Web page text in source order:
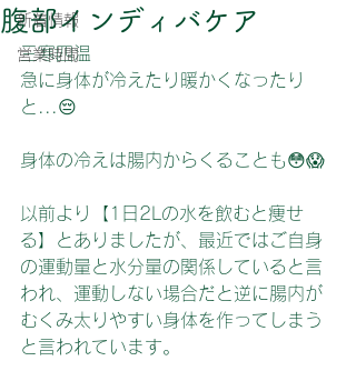
新着情報
営業時間
腹部インディバケア
三寒四温
急に身体が冷えたり暖かくなったり
と...😔
身体の冷えは腸内からくることも😳😱
以前より【1日2Lの水を飲むと痩せ
る】とありましたが、最近ではご自身
の運動量と水分量の関係していると言
われ、運動しない場合だと逆に腸内が
むくみ太りやすい身体を作ってしまう
と言われています。